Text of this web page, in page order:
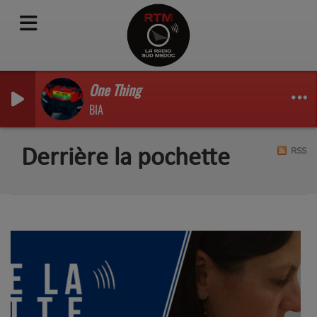
One Thing
BIA
Derrière la pochette RSS